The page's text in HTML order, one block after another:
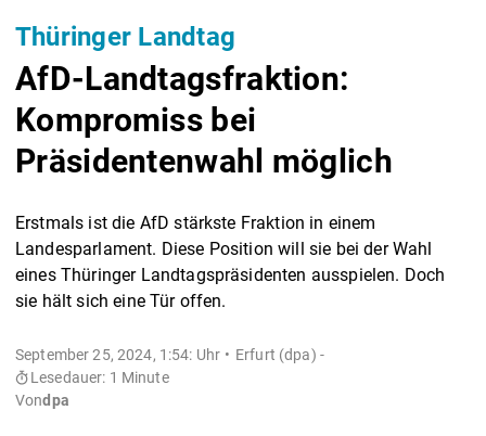
Thüringer Landtag
AfD-Landtagsfraktion:
Kompromiss bei
Präsidentenwahl möglich
Erstmals ist die AfD stärkste Fraktion in einem
Landesparlament. Diese Position will sie bei der Wahl
eines Thüringer Landtagspräsidenten ausspielen. Doch
sie hält sich eine Tür offen.
September 25, 2024, 1:54: Uhr
Erfurt (dpa) -
Lesedauer: 1 Minute
Vondpa